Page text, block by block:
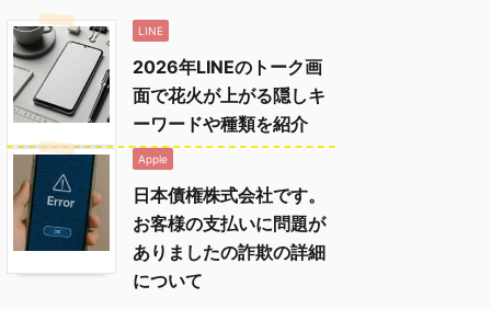
LINE
2026年LINEのトーク画
面で花火が上がる隠しキ
ーワードや種類を紹介
Apple
日本債権株式会社です。
お客様の支払いに問題が
ありましたの詐欺の詳細
について